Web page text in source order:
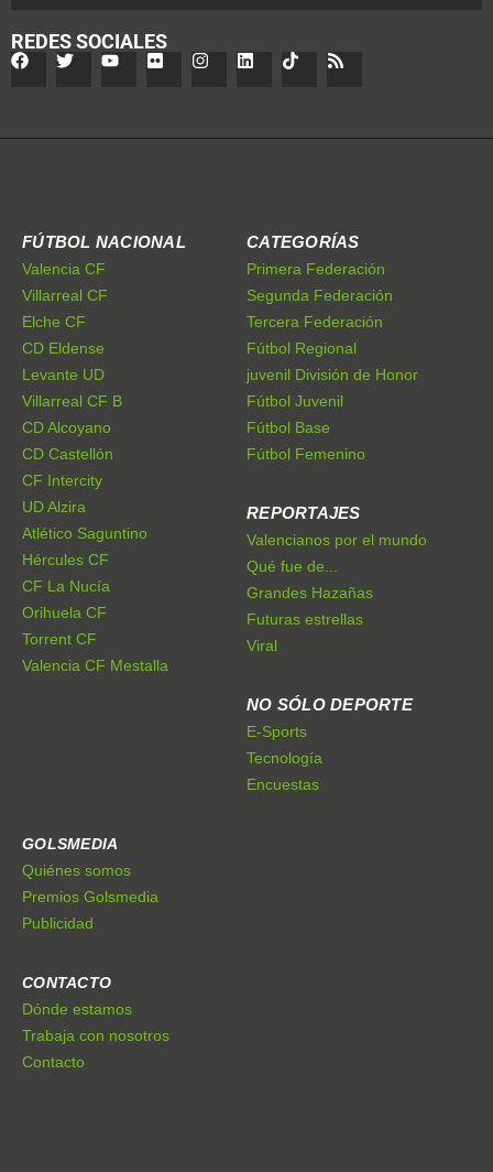
REDES SOCIALES
FÚTBOL NACIONAL
Valencia CF
Villarreal CF
Elche CF
CD Eldense
Levante UD
Villarreal CF B
CD Alcoyano
CD Castellón
CF Intercity
UD Alzira
Atlético Saguntino
Hércules CF
CF La Nucía
Orihuela CF
Torrent CF
Valencia CF Mestalla
CATEGORÍAS
Primera Federación
Segunda Federación
Tercera Federación
Fútbol Regional
juvenil División de Honor
Fútbol Juvenil
Fútbol Base
Fútbol Femenino
REPORTAJES
Valencianos por el mundo
Qué fue de...
Grandes Hazañas
Futuras estrellas
Viral
NO SÓLO DEPORTE
E-Sports
Tecnología
Encuestas
GOLSMEDIA
Quiénes somos
Premios Golsmedia
Publicidad
CONTACTO
Dónde estamos
Trabaja con nosotros
Contacto